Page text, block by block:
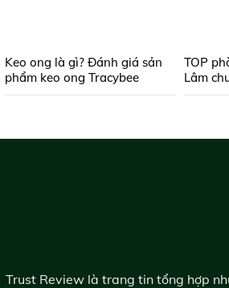
Keo ong là gì? Đánh giá sản
phẩm keo ong Tracybee
TOP
Lâm
Trust Review là trang tin tổng hợp